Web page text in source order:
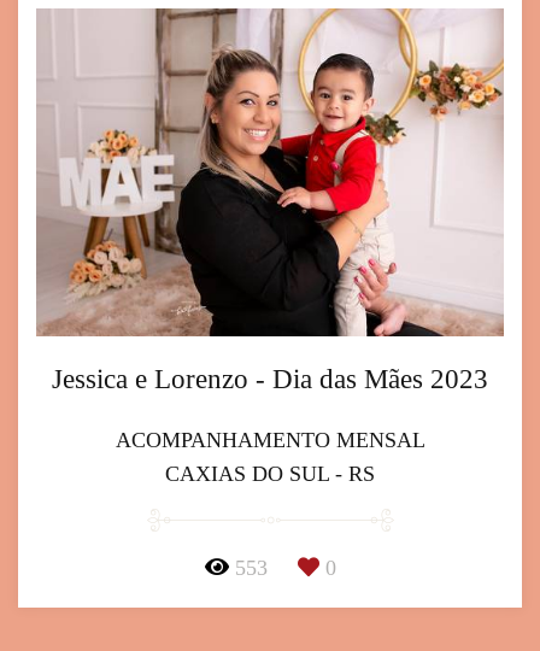
Jessica e Lorenzo - Dia das Mães 2023
ACOMPANHAMENTO MENSAL
CAXIAS DO SUL - RS
553 0